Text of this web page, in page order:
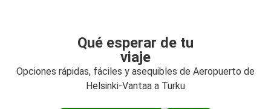
Qué esperar de tu
viaje
Opciones rápidas, fáciles y asequibles de Aeropuerto de
Helsinki-Vantaa a Turku